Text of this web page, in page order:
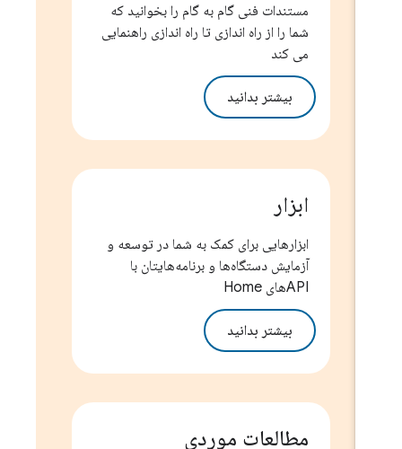
مستندات فنی گام به گام را بخوانید که
شما را از راه اندازی تا راه اندازی راهنمایی
می کند
بیشتر بدانید
ابزار
ابزارهایی برای کمک به شما در توسعه و
آزمایش دستگاه‌ها و برنامه‌هایتان با
بیشتر بدانید
مطالعات موردی